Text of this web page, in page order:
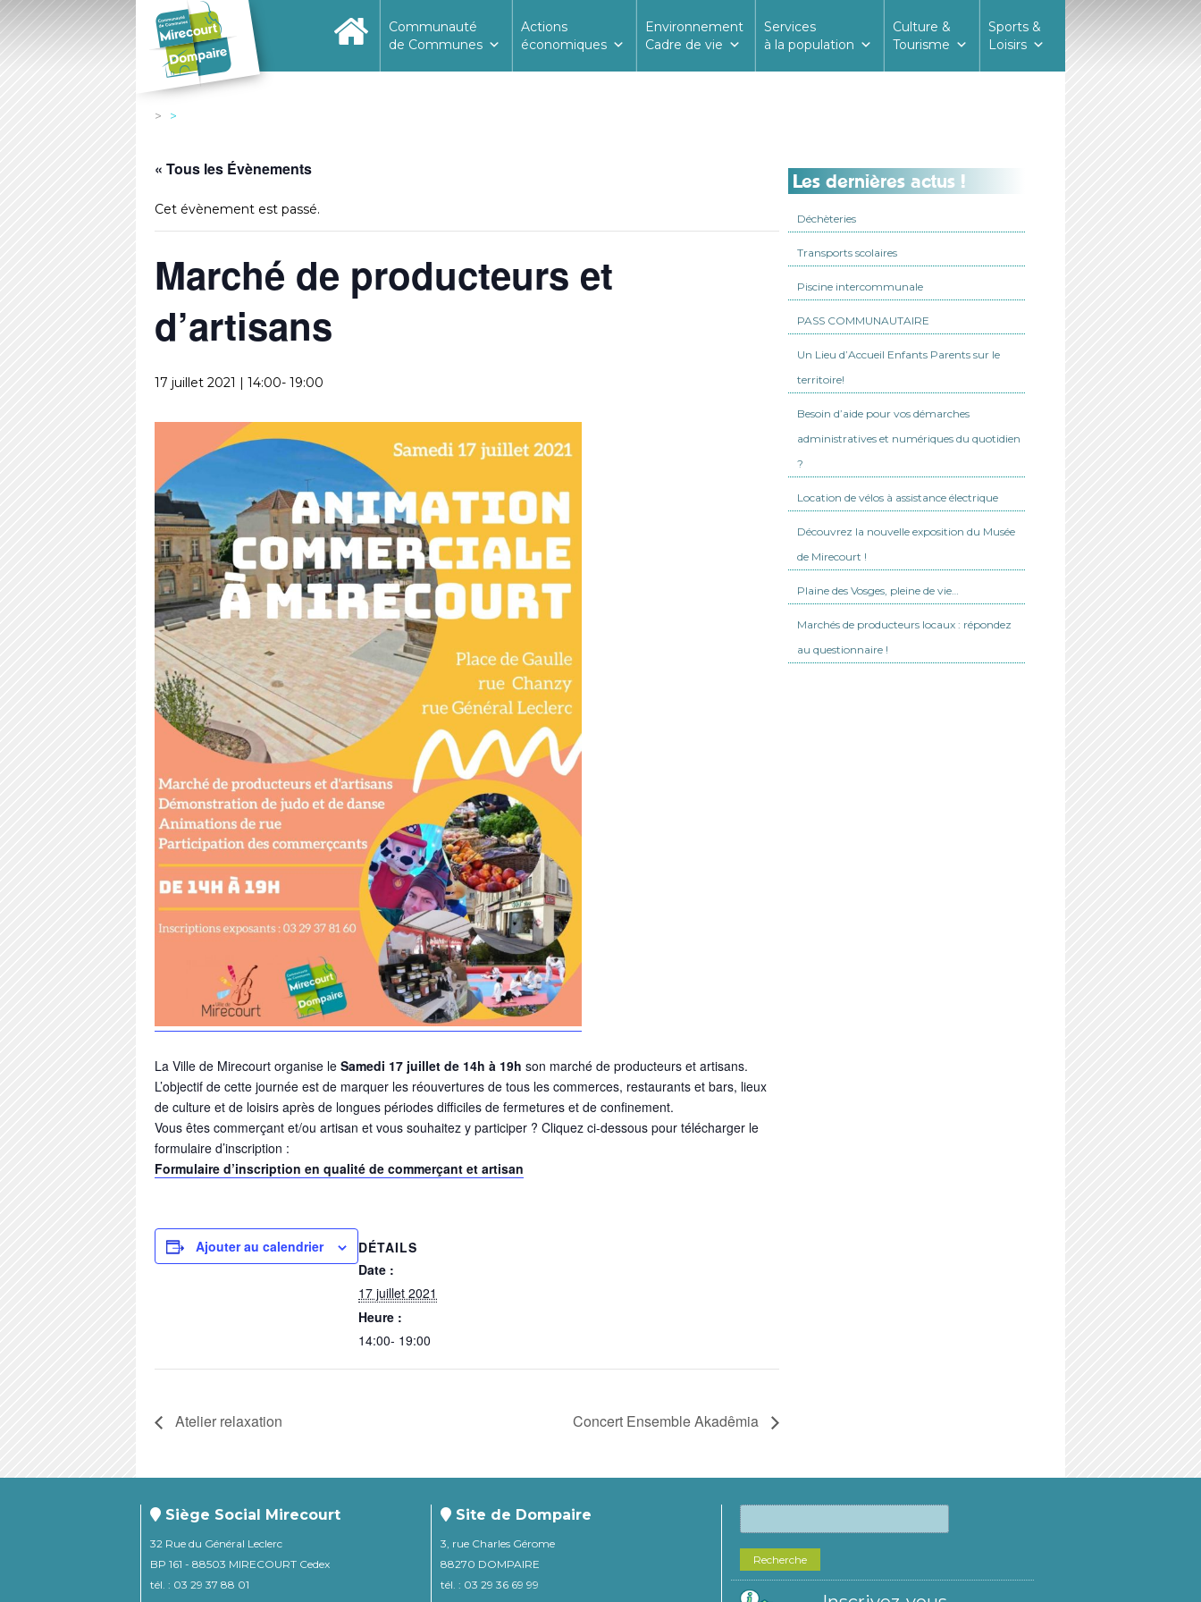
Communauté
de Communes
Actions
économiques
Environnement
Cadre de vie
Services
à la population
Culture &
Tourisme
Sports &
Loisirs
« Tous les Évènements
Cet évènement est passé.
Marché de producteurs et
d’artisans
17 juillet 2021 | 14:00- 19:00
La Ville de Mirecourt organise le Samedi 17 juillet de 14h à 19h son marché de producteurs et artisans.
L’objectif de cette journée est de marquer les réouvertures de tous les commerces, restaurants et bars, lieux
de culture et de loisirs après de longues périodes difficiles de fermetures et de confinement.
Vous êtes commerçant et/ou artisan et vous souhaitez y participer ? Cliquez ci-dessous pour télécharger le
formulaire d’inscription :
Formulaire d’inscription en qualité de commerçant et artisan
Ajouter au calendrier
DÉTAILS
Date :
17 juillet 2021
Heure :
14:00- 19:00
Atelier relaxation Concert Ensemble Akadêmia
Les dernières actus !
Déchèteries
Transports scolaires
Piscine intercommunale
PASS COMMUNAUTAIRE
Un Lieu d’Accueil Enfants Parents sur le
territoire!
Besoin d’aide pour vos démarches
administratives et numériques du quotidien
?
Location de vélos à assistance électrique
Découvrez la nouvelle exposition du Musée
de Mirecourt !
Plaine des Vosges, pleine de vie…
Marchés de producteurs locaux : répondez
au questionnaire !
Siège Social Mirecourt
32 Rue du Général Leclerc
BP 161 - 88503 MIRECOURT Cedex
tél. : 03 29 37 88 01
Site de Dompaire
3, rue Charles Gérome
88270 DOMPAIRE
tél. : 03 29 36 69 99
Recherche